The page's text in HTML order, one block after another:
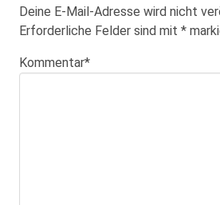
Deine E-Mail-Adresse wird nicht
Erforderliche Felder sind mit *
Kommentar*